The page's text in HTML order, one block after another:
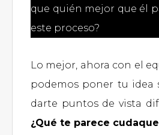
que quién mejor que él
este proceso?
Lo mejor, ahora con el
podemos poner tu idea
darte puntos de vista
¿Qué te parece